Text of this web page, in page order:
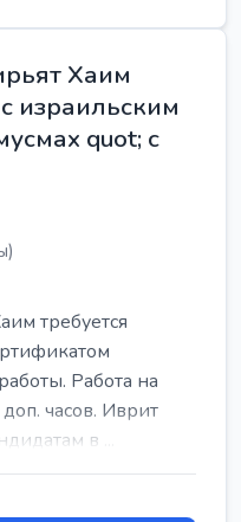
Хаим
израильским
quot; с
требуется
Работа на
часов. Иврит
в ...